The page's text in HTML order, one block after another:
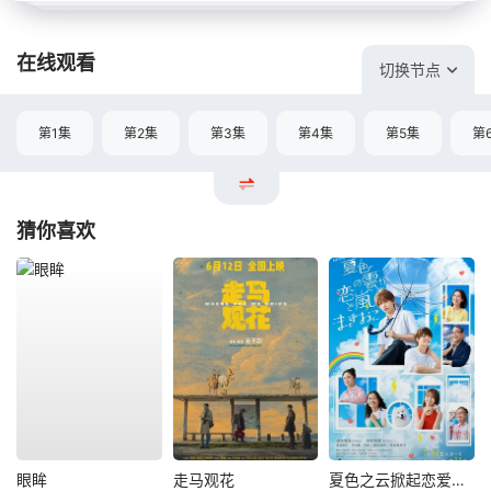
在线观看 切换节点
第1集 第2集 第3集 第4集 第5集 第
猜你喜欢
眼眸 走马观花 夏色之云掀起恋爱与风暴